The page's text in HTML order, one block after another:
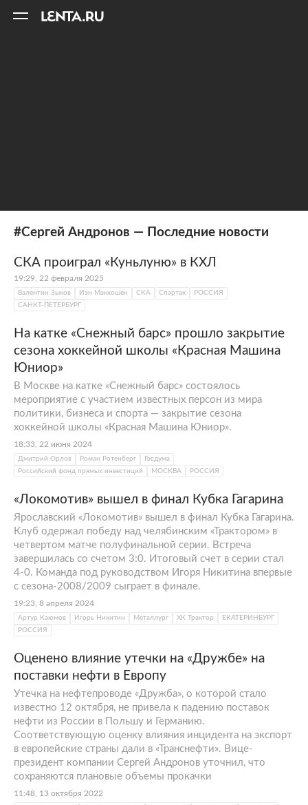
#Сергей Андронов — Последние новости
СКА проиграл «Куньлуню» в КХЛ
19:29, 22 февраля 2025
Валентин Зыков Иэн Маккошен СКА Спартак
РОССИЯ
САНКТ-ПЕТЕРБУРГ
На катке «Снежный барс» прошло закрытие
сезона хоккейной школы «Красная Машина
Юниор»
В Москве на катке «Снежный барс» состоялось
мероприятие с участием известных персон из мира
политики, бизнеса и спорта — закрытие сезона
хоккейной школы «Красная Машина Юниор».
18:33, 22 июня 2024
Дмитрий Орлов Роман Ротенберг
Госдума
Российский фонд прямых инвестиций
МОСКВА РОССИЯ
«Локомотив» вышел в финал Кубка Гагарина
Ярославский «Локомотив» вышел в финал Кубка Гагарина.
Клуб одержал победу над челябинским «Трактором» в
четвертом матче полуфинальной серии. Встреча
завершилась со счетом 3:0. Итоговый счет в серии стал
4-0. Команда под руководством Игоря Никитина впервые
с сезона-2008/2009 сыграет в финале.
19:23, 8 апреля 2024
Артур Каюмов Игорь Никитин Металлург ХК Трактор
ЕКАТЕРИНБУРГ
РОССИЯ
Оценено влияние утечки на «Дружбе» на
поставки нефти в Европу
Утечка на нефтепроводе «Дружба», о которой стало
известно 12 октября, не привела к падению поставок
нефти из России в Польшу и Германию.
Соответствующую оценку влияния инцидента на экспорт
в европейские страны дали в «Транснефти». Вице-
президент компании Сергей Андронов уточнил, что
сохраняются плановые объемы прокачки
11:48, 13 октября 2022